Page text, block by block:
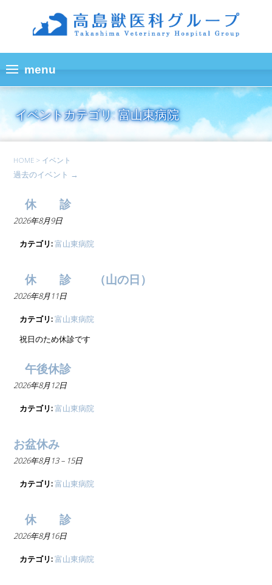
イベントカテゴリ:富山東病院
HOME > イベント
過去のイベント →
休 診
2026年8月9日
カテゴリ:富山東病院
休 診 （山の日）
2026年8月11日
カテゴリ:富山東病院
祝日のため休診です
午後休診
2026年8月12日
カテゴリ:富山東病院
お盆休み
2026年8月13– 15日
カテゴリ:富山東病院
休 診
2026年8月16日
カテゴリ:富山東病院